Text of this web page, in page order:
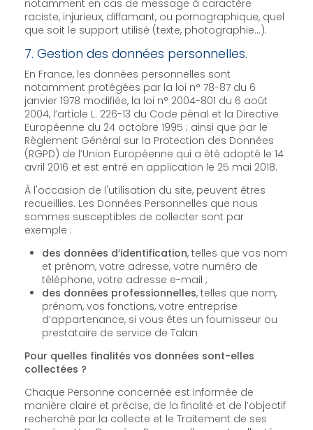
notamment en cas de message à caractère
raciste, injurieux, diffamant, ou pornographique, quel
que soit le support utilisé (texte, photographie…).
7. Gestion des données personnelles.
En France, les données personnelles sont
notamment protégées par la loi n° 78-87 du 6
janvier 1978 modifiée, la loi n° 2004-801 du 6 août
2004, l’article L. 226-13 du Code pénal et la Directive
Européenne du 24 octobre 1995 ; ainsi que par le
Règlement Général sur la Protection des Données
(RGPD) de l’Union Européenne qui a été adopté le 14
avril 2016 et est entré en application le 25 mai 2018.
À l'occasion de l'utilisation du site, peuvent êtres
recueillies. Les Données Personnelles que nous
sommes susceptibles de collecter sont par
exemple :
des données d’identification, telles que vos nom
et prénom, votre adresse, votre numéro de
téléphone, votre adresse e-mail ;
des données professionnelles, telles que nom,
prénom, vos fonctions, votre entreprise
d’appartenance, si vous êtes un fournisseur ou
prestataire de service de Talan
Pour quelles finalités vos données sont-elles
collectées ?
Chaque Personne concernée est informée de
manière claire et précise, de la finalité et de l’objectif
recherché par la collecte et le Traitement de ses